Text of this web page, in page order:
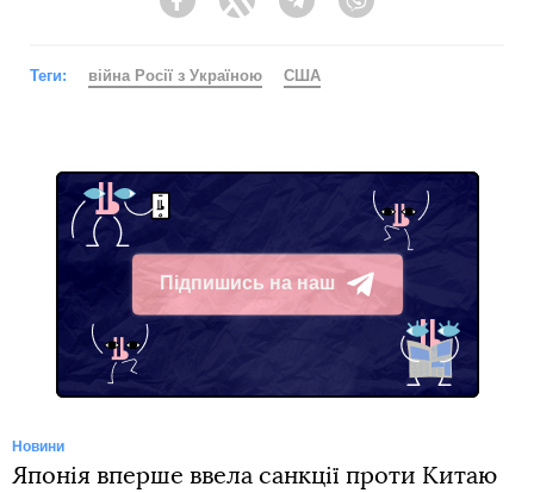
FacebookTwitter Telegram
Теги: війна Росії з Україною США
Підпишись на наш
Telegram
Новини
Японія вперше ввела санкції проти Китаю